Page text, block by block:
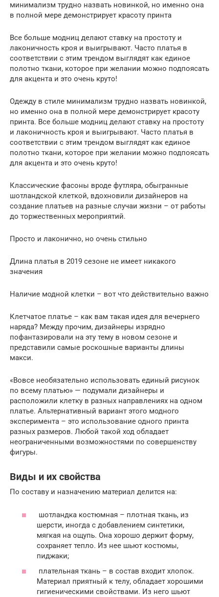
минимализм трудно назвать новинкой, но именно она
в полной мере демонстрирует красоту принта
Все больше модниц делают ставку на простоту и
лаконичность кроя и выигрывают. Часто платья в
соответствии с этим трендом выглядят как единое
полотно ткани, которое при желании можно подпоясать
для акцента и это очень круто!
Одежду в стиле минимализм трудно назвать новинкой,
но именно она в полной мере демонстрирует красоту
принта. Все больше модниц делают ставку на простоту
и лаконичность кроя и выигрывают. Часто платья в
соответствии с этим трендом выглядят как единое
полотно ткани, которое при желании можно подпоясать
для акцента и это очень круто!
Классические фасоны вроде футляра, обыгранные
шотландской клеткой, вдохновили дизайнеров на
создание платьев на разные случаи жизни – от работы
до торжественных мероприятий.
Просто и лаконично, но очень стильно
Длина платья в 2019 сезоне не имеет никакого
значения
Наличие модной клетки – вот что действительно важно
Клетчатое платье – как вам такая идея для вечернего
наряда? Между прочим, дизайнеры изрядно
пофантазировали на эту тему в новом сезоне и
представили самые роскошные варианты длины
макси.
«Вовсе необязательно использовать единый рисунок
по всему платью» — подумали дизайнеры и
расположили клетку в разных направлениях на одном
платье. Альтернативный вариант этого модного
эксперимента – это использование одного принта
разных размеров. Любой такой ход обладает
неограниченными возможностями по совершенству
фигуры.
Виды и их свойства
По составу и назначению материал делится на:
шотландка костюмная – плотная ткань, из
шерсти, иногда с добавлением синтетики,
мягкая на ощупь. Она хорошо держит форму,
сохраняет тепло. Из нее шьют костюмы,
пиджаки;
плательная ткань – в состав входит хлопок.
Материал приятный к телу, обладает хорошими
гигиеническими свойствами. Из него шьют